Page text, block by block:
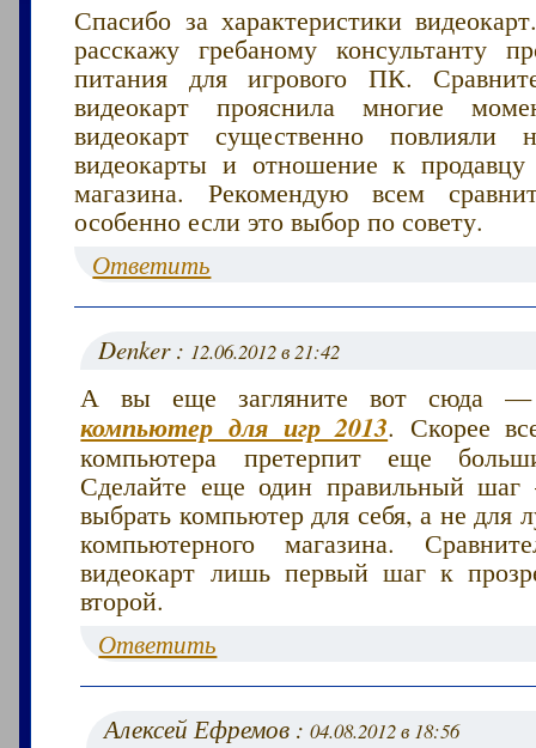
Спасибо за характеристики
расскажу гребаному консультанту
питания для игрового ПК.
видеокарт прояснила многие
видеокарт существенно
видеокарты и отношение к продавцу
магазина. Рекомендую всем
особенно если это выбор по совету.
Ответить
Denker : 12.06.2012 в 21:42
А вы еще загляните вот сюда
компьютер для игр 2013. Скорее
компьютера претерпит еще
Сделайте еще один правильный шаг
выбрать компьютер для себя, а не для
компьютерного магазина.
видеокарт лишь первый шаг к
второй.
Ответить
Алексей Ефремов :04.08.2012 в 18:56